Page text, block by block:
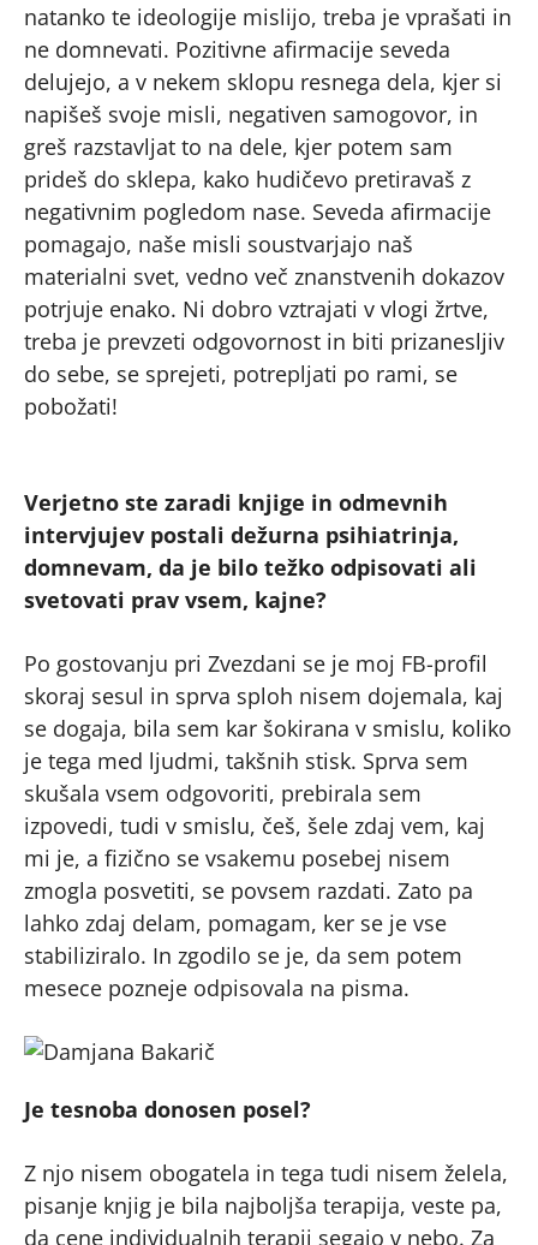
natanko te ideologije mislijo, treba je vprašati in
ne domnevati. Pozitivne afirmacije seveda
delujejo, a v nekem sklopu resnega dela, kjer si
napišeš svoje misli, negativen samogovor, in
greš razstavljat to na dele, kjer potem sam
prideš do sklepa, kako hudičevo pretiravaš z
negativnim pogledom nase. Seveda afirmacije
pomagajo, naše misli soustvarjajo naš
materialni svet, vedno več znanstvenih dokazov
potrjuje enako. Ni dobro vztrajati v vlogi žrtve,
treba je prevzeti odgovornost in biti prizanesljiv
do sebe, se sprejeti, potrepljati po rami, se
pobožati!
Verjetno ste zaradi knjige in odmevnih
intervjujev postali dežurna psihiatrinja,
domnevam, da je bilo težko odpisovati ali
svetovati prav vsem, kajne?
Po gostovanju pri Zvezdani se je moj FB-profil
skoraj sesul in sprva sploh nisem dojemala, kaj
se dogaja, bila sem kar šokirana v smislu, koliko
je tega med ljudmi, takšnih stisk. Sprva sem
skušala vsem odgovoriti, prebirala sem
izpovedi, tudi v smislu, češ, šele zdaj vem, kaj
mi je, a fizično se vsakemu posebej nisem
zmogla posvetiti, se povsem razdati. Zato pa
lahko zdaj delam, pomagam, ker se je vse
stabiliziralo. In zgodilo se je, da sem potem
mesece pozneje odpisovala na pisma.
Je tesnoba donosen posel?
Z njo nisem obogatela in tega tudi nisem želela,
pisanje knjig je bila najboljša terapija, veste pa,
da cene individualnih terapij segajo v nebo. Za